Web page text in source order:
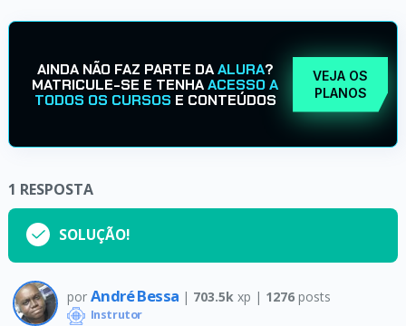
AINDA NÃO FAZ PARTE DAALURA?
MATRICULE-SE E TENHAACESSO A
TODOS OS CURSOS E CONTEÚDOS
VEJA OS
PLANOS
1 RESPOSTA
SOLUÇÃO!
por André Bessa | 703.5k xp | 1276posts
Instrutor